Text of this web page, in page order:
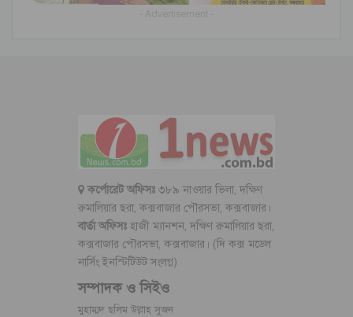
কর্পোরেট অফিসঃ৩৮৯ নাওয়ার ভিলা, দক্ষিণ
রুমালিয়ার ছরা, কক্সবাজার পৌরসভা, কক্সবাজার।
বার্তা অফিসঃ হাজী ম্যানশন, দক্ষিণ রুমালিয়ার ছরা,
কক্সবাজার পৌরসভা, কক্সবাজার। (দি কক্স মডেল
নার্সিং ইনস্টিটিউট সংলগ্ন)
সম্পাদক ও সিইও
মুহাম্মদ ছলিম উল্লাহ সুজন